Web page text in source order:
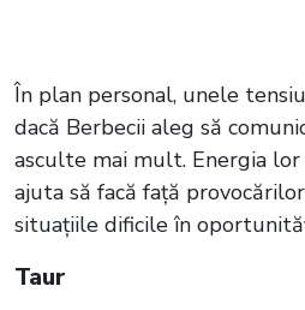
În plan personal, unele
dacă Berbecii aleg să
asculte mai mult. Energia lor
ajuta să facă față
situațiile dificile în
Taur